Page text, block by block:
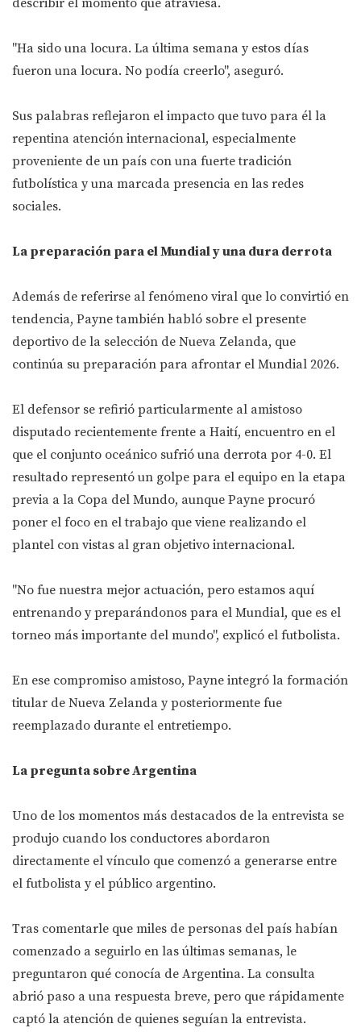
describir el momento que atraviesa.
"Ha sido una locura. La última semana y estos días
fueron una locura. No podía creerlo", aseguró.
Sus palabras reflejaron el impacto que tuvo para él la
repentina atención internacional, especialmente
proveniente de un país con una fuerte tradición
futbolística y una marcada presencia en las redes
sociales.
La preparación para el Mundial y una dura derrota
Además de referirse al fenómeno viral que lo convirtió en
tendencia, Payne también habló sobre el presente
deportivo de la selección de Nueva Zelanda, que
continúa su preparación para afrontar el Mundial 2026.
El defensor se refirió particularmente al amistoso
disputado recientemente frente a Haití, encuentro en el
que el conjunto oceánico sufrió una derrota por 4-0. El
resultado representó un golpe para el equipo en la etapa
previa a la Copa del Mundo, aunque Payne procuró
poner el foco en el trabajo que viene realizando el
plantel con vistas al gran objetivo internacional.
"No fue nuestra mejor actuación, pero estamos aquí
entrenando y preparándonos para el Mundial, que es el
torneo más importante del mundo", explicó el futbolista.
En ese compromiso amistoso, Payne integró la formación
titular de Nueva Zelanda y posteriormente fue
reemplazado durante el entretiempo.
La pregunta sobre Argentina
Uno de los momentos más destacados de la entrevista se
produjo cuando los conductores abordaron
directamente el vínculo que comenzó a generarse entre
el futbolista y el público argentino.
Tras comentarle que miles de personas del país habían
comenzado a seguirlo en las últimas semanas, le
preguntaron qué conocía de Argentina. La consulta
abrió paso a una respuesta breve, pero que rápidamente
captó la atención de quienes seguían la entrevista.